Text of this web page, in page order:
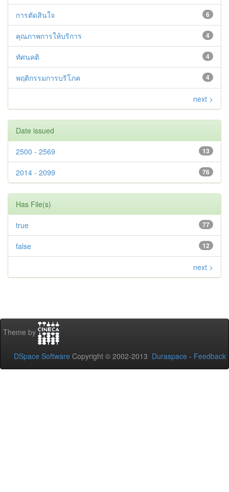
6
การตัดสินใจ
4
คุณภาพการให้บริการ
4
ทัศนคติ
4
พฤติกรรมการบริโภค
next >
Date issued
13
2500 - 2569
76
2014 - 2099
Has File(s)
77
true
12
false
next >
Theme by
DSpace Software Copyright © 2002-2013 Duraspace - Feedback